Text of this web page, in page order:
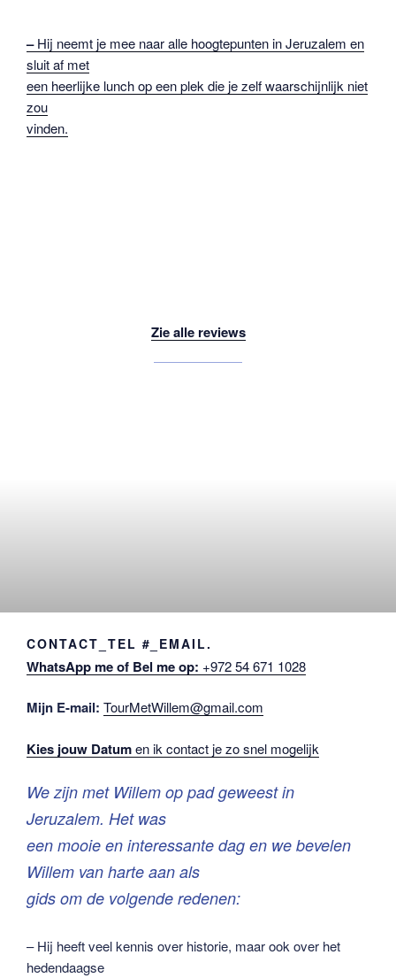
–Hij neemt je mee naar alle hoogtepunten in Jeruzalem en
sluit af met
een heerlijke lunch op een plek die je zelf waarschijnlijk niet
zou
vinden.
Zie alle reviews
CONTACT_TEL #_EMAIL.
WhatsApp me of Bel me op: +972 54 671 1028
Mijn E-mail: TourMetWillem@gmail.com
Kies jouw Datumen ik contact je zo snel mogelijk
We zijn met Willem op pad geweest in
Jeruzalem. Het was
een mooie en interessante dag en we bevelen
Willem van harte aan als
gids om de volgende redenen:
– Hij heeft veel kennis over historie, maar ook over het
hedendaagse